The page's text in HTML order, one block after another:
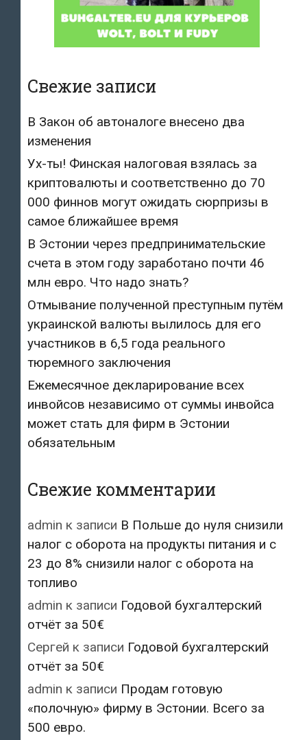
Свежие записи
В Закон об автоналоге внесено два
изменения
Ух-ты! Финская налоговая взялась за
криптовалюты и соответственно до 70
000 финнов могут ожидать сюрпризы в
самое ближайшее время
В Эстонии через предпринимательские
счета в этом году заработано почти 46
млн евро. Что надо знать?
Отмывание полученной преступным путём
украинской валюты вылилось для его
участников в 6,5 года реального
тюремного заключения
Ежемесячное декларирование всех
инвойсов независимо от суммы инвойса
может стать для фирм в Эстонии
обязательным
Свежие комментарии
admin к записи В Польше до нуля снизили
налог с оборота на продукты питания и с
23 до 8% снизили налог с оборота на
топливо
admin к записи Годовой бухгалтерский
отчёт за 50€
Сергей к записи Годовой бухгалтерский
отчёт за 50€
admin к записи Продам готовую
«полочную» фирму в Эстонии. Всего за
500 евро.